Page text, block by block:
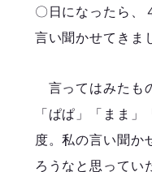
〇日になったら、
言い聞かせてきま
言ってはみたも
「ぱぱ」「まま
度。私の言い聞か
ろうなと思ってい